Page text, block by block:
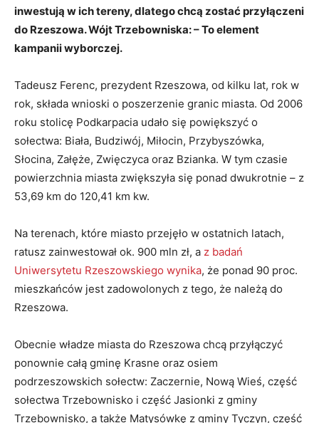
inwestują w ich tereny, dlatego chcą zostać przyłączeni
do Rzeszowa. Wójt Trzebowniska: – To element
kampanii wyborczej.
Tadeusz Ferenc, prezydent Rzeszowa, od kilku lat, rok w
rok, składa wnioski o poszerzenie granic miasta. Od 2006
roku stolicę Podkarpacia udało się powiększyć o
sołectwa: Biała, Budziwój, Miłocin, Przybyszówka,
Słocina, Załęże, Zwięczyca oraz Bzianka. W tym czasie
powierzchnia miasta zwiększyła się ponad dwukrotnie – z
53,69 km do 120,41 km kw.
Na terenach, które miasto przejęło w ostatnich latach,
ratusz zainwestował ok. 900 mln zł, a z badań
Uniwersytetu Rzeszowskiego wynika, że ponad 90 proc.
mieszkańców jest zadowolonych z tego, że należą do
Rzeszowa.
Obecnie władze miasta do Rzeszowa chcą przyłączyć
ponownie całą gminę Krasne oraz osiem
podrzeszowskich sołectw: Zaczernie, Nową Wieś, część
sołectwa Trzebownisko i część Jasionki z gminy
Trzebownisko, a także Matysówkę z gminy Tyczyn, część